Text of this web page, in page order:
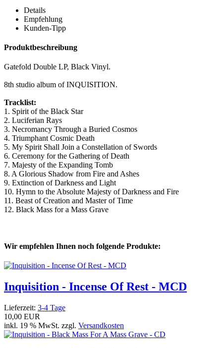
Details
Empfehlung
Kunden-Tipp
Produktbeschreibung
Gatefold Double LP, Black Vinyl.
8th studio album of INQUISITION.
Tracklist:
1. Spirit of the Black Star
2. Luciferian Rays
3. Necromancy Through a Buried Cosmos
4. Triumphant Cosmic Death
5. My Spirit Shall Join a Constellation of Swords
6. Ceremony for the Gathering of Death
7. Majesty of the Expanding Tomb
8. A Glorious Shadow from Fire and Ashes
9. Extinction of Darkness and Light
10. Hymn to the Absolute Majesty of Darkness and Fire
11. Beast of Creation and Master of Time
12. Black Mass for a Mass Grave
Wir empfehlen Ihnen noch folgende Produkte:
Inquisition - Incense Of Rest - MCD
Lieferzeit: 3-4 Tage
10,00 EUR
inkl. 19 % MwSt. zzgl. Versandkosten